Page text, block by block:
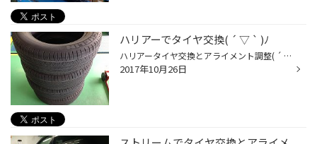
ハリアーでタイヤ交換( ´ ▽ ` )ﾉ
ハリアータイヤ交換とアライメント調整( ´ ▽ ` )ﾉ
2017年10月26日